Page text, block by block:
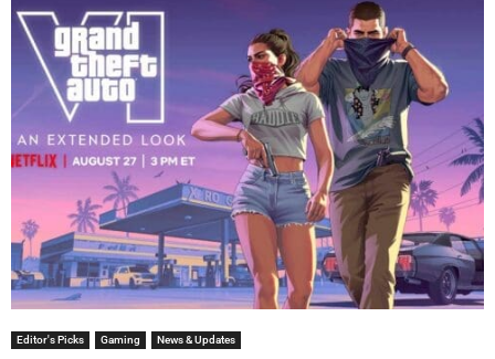
Editor's Picks Gaming News & Updates